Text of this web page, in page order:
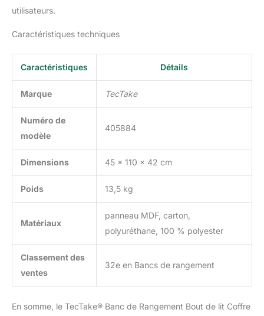
utilisateurs.
Caractéristiques techniques
Caractéristiques Détails
Marque TecTake
Numéro de
modèle
405884
Dimensions 45 x 110 x 42 cm
Poids 13,5 kg
Matériaux
panneau MDF, carton,
polyuréthane, 100 % polyester
Classement des
ventes
32e en Bancs de rangement
En somme, le TecTake® Banc de Rangement Bout de lit Coffre